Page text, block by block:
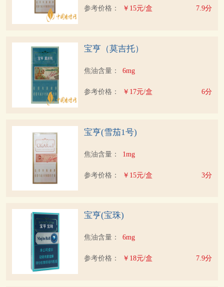
参考价格： ￥15元/盒 7.9分
宝亨（莫吉托）
焦油含量： 6mg
参考价格： ￥17元/盒 6分
宝亨(雪茄1号)
焦油含量： 1mg
参考价格： ￥15元/盒 3分
宝亨(宝珠)
焦油含量： 6mg
参考价格： ￥18元/盒 7.9分